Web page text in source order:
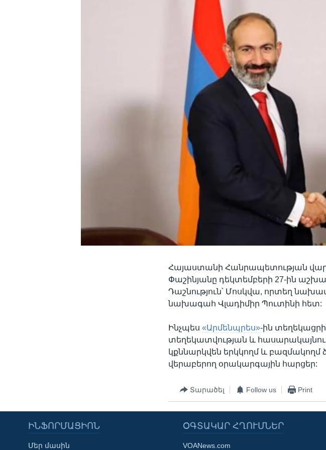
Հայաստանի Հանրապետության
Փաշինյանը դեկտեմբերի 27-ին
Դաշնություն՝ Մոսկվա, որտեղ
նախագահ Վլադիմիր Պուտինի հետ:
Ինչպես«Արմենպրես»-ին
տեղեկատվության և
կքննարկվեն երկկողմ և
վերաբերող օրակարգային հարցեր:
Տարածել Follow us Print
ԻՆՖՈՐՄԱՑԻՈՆ
Մեր մասին
ՕԳՏԱԿԱՐ ՀՂՈՒՄՆԵՐ
VOANews.com